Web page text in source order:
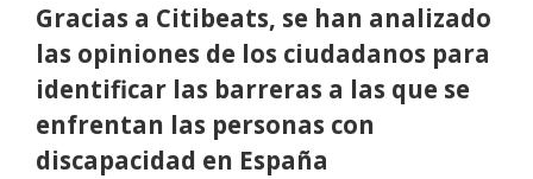
Gracias a Citibeats, se han analizado
las opiniones de los ciudadanos para
identificar las barreras a las que se
enfrentan las personas con
discapacidad en España